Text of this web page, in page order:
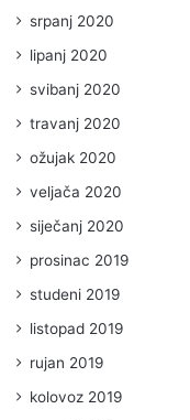
srpanj 2020
lipanj 2020
svibanj 2020
travanj 2020
ožujak 2020
veljača 2020
siječanj 2020
prosinac 2019
studeni 2019
listopad 2019
rujan 2019
kolovoz 2019